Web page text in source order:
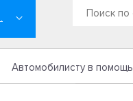
Автомобилисту в помощь